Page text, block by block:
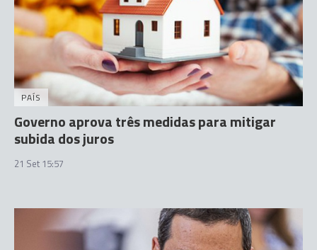
PAÍS
Governo aprova três medidas para mitigar
subida dos juros
21 Set 15:57